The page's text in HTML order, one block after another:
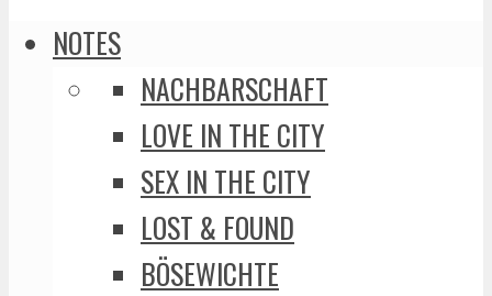
NOTES
NACHBARSCHAFT
LOVE IN THE CITY
SEX IN THE CITY
LOST & FOUND
BÖSEWICHTE